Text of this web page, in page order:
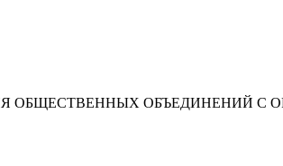
ОБЩЕСТВЕННЫХ ОБЪЕДИНЕНИЙ С